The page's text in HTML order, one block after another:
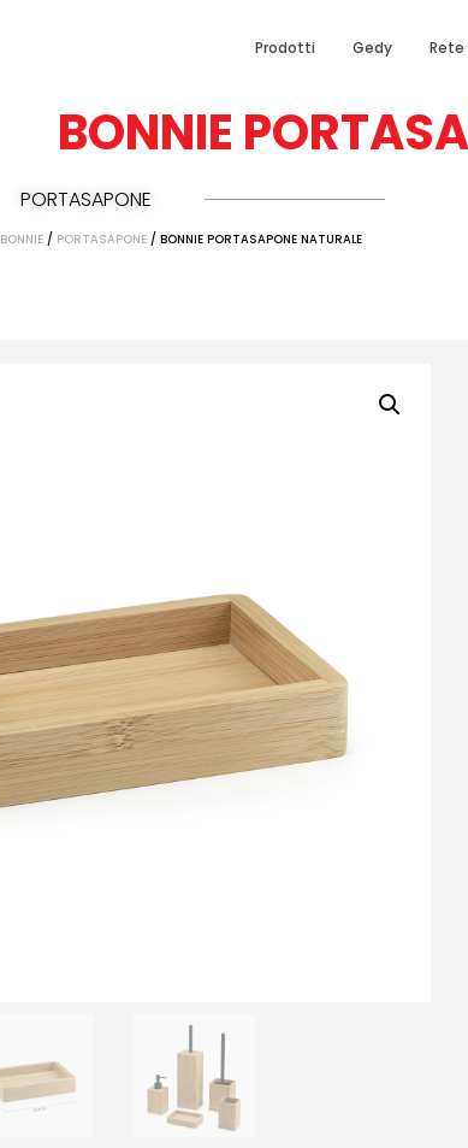
Prodotti Gedy
BONNIE
PORTASAPONE
BONNIE / PORTASAPONE / BONNIE PORTASAPONE NATURALE